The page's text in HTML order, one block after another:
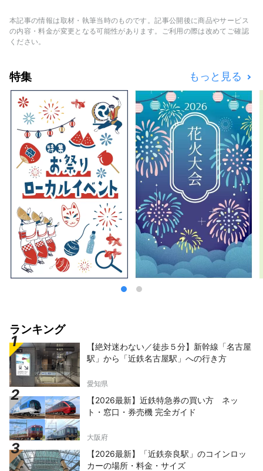
ることで、自然・歴史文化・名産品に多くの恵
みをもたらしました。 江戸の昔、大洲城の城
本記事の情報は取材・執筆当時のものです。記事公開後に商品やサービス
の内容・料金が変更となる可能性があります。ご利用の際は改めてご確認
ください。
特集 もっと見る
ランキング
【絶対迷わない／徒歩５分】新幹線「名古屋
駅」から「近鉄名古屋駅」への行き方
愛知県
【2026最新】近鉄特急券の買い方 ネッ
ト・窓口・券売機 完全ガイド
大阪府
【2026最新】「近鉄奈良駅」のコインロッ
カーの場所・料金・サイズ